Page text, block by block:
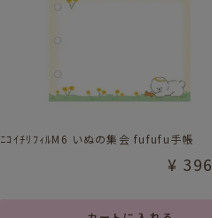
ﾆｺｲﾁﾘﾌｨﾙM6 いぬの集会 fufufu手帳
¥ 396